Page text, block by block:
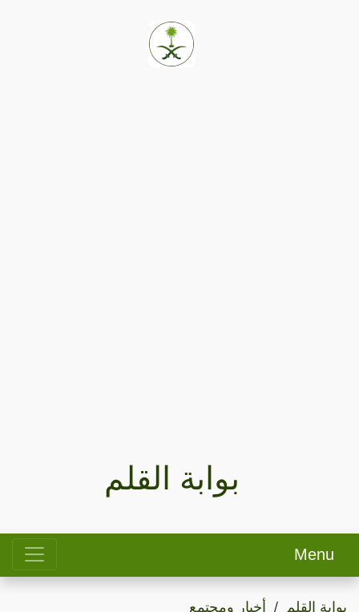
بوابة القلم
Menu
بوابة القلم
أخبار ومجتمع